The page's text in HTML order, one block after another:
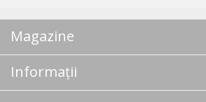
Magazine
Informații